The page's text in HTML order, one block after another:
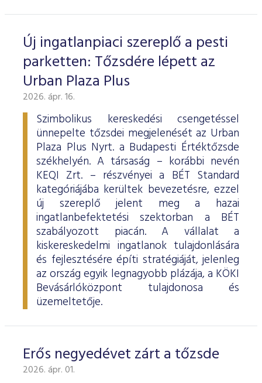
Új ingatlanpiaci szereplő a pesti
parketten: Tőzsdére lépett az
Urban Plaza Plus
2026. ápr. 16.
Szimbolikus kereskedési csengetéssel
ünnepelte tőzsdei megjelenését az Urban
Plaza Plus Nyrt. a Budapesti Értéktőzsde
székhelyén. A társaság – korábbi nevén
KEQI Zrt. – részvényei a BÉT Standard
kategóriájába kerültek bevezetésre, ezzel
új szereplő jelent meg a hazai
ingatlanbefektetési szektorban a BÉT
szabályozott piacán. A vállalat a
kiskereskedelmi ingatlanok tulajdonlására
és fejlesztésére építi stratégiáját, jelenleg
az ország egyik legnagyobb plázája, a KÖKI
Bevásárlóközpont tulajdonosa és
üzemeltetője.
Erős negyedévet zárt a tőzsde
2026. ápr. 01.